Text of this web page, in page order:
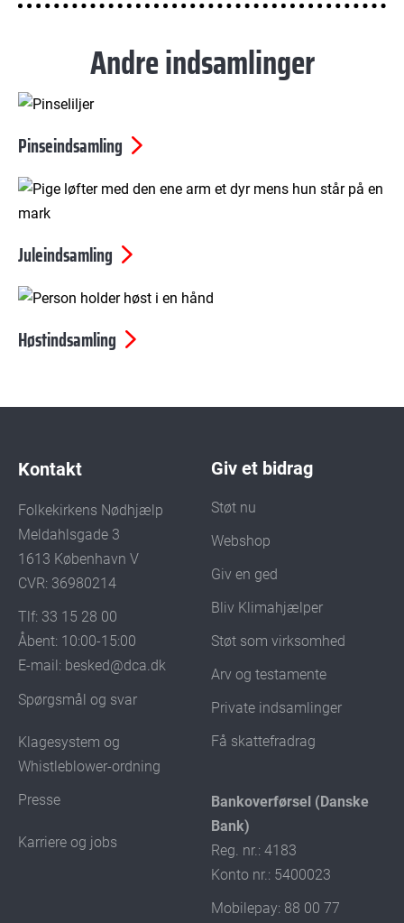
Andre indsamlinger
Pinseindsamling
Juleindsamling
Høstindsamling
Kontakt
Folkekirkens Nødhjælp
Meldahlsgade 3
1613 København V
CVR: 36980214
Tlf: 33 15 28 00
Åbent: 10:00-15:00
E-mail: besked@dca.dk
Spørgsmål og svar
Klagesystem og
Whistleblower-ordning
Presse
Karriere og jobs
Giv et bidrag
Støt nu
Webshop
Giv en ged
Bliv Klimahjælper
Støt som virksomhed
Arv og testamente
Private indsamlinger
Få skattefradrag
Bankoverførsel (Danske
Bank)
Reg. nr.: 4183
Konto nr.: 5400023
Mobilepay: 88 00 77